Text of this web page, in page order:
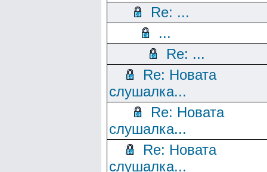
Re: ...
...
Re: ...
Re: Новата
слушалка...
Re: Новата
слушалка...
Re: Новата
слушалка...